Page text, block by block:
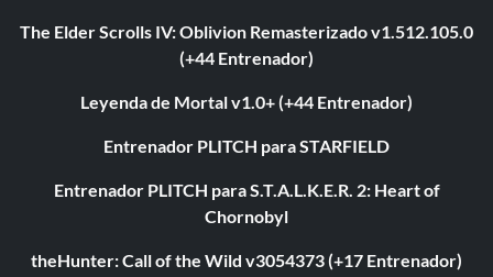
The Elder Scrolls IV: Oblivion Remasterizado v1.512.105.0
(+44 Entrenador)
Leyenda de Mortal v1.0+ (+44 Entrenador)
Entrenador PLITCH para STARFIELD
Entrenador PLITCH para S.T.A.L.K.E.R. 2: Heart of
Chornobyl
theHunter: Call of the Wild v3054373 (+17 Entrenador)